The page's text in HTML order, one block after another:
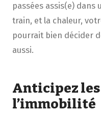
passées assis(e) dans
train, et la chaleur,
pourrait bien décider
aussi.
Anticipez les
l’immobilité